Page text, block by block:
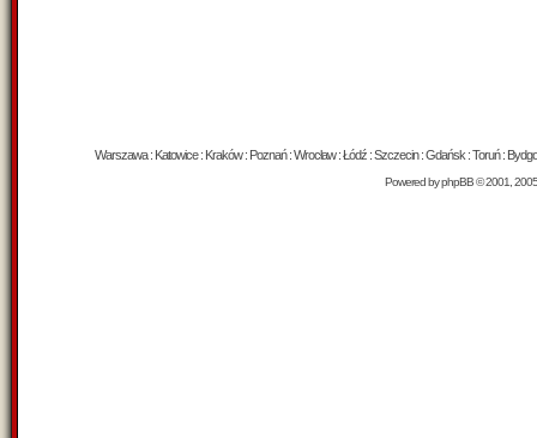
Warszawa : Katowice : Kraków : Poznań : Wrocław : Łódź : Szczecin : Gdańsk : Toruń :
Powered byphpBB© 2001,